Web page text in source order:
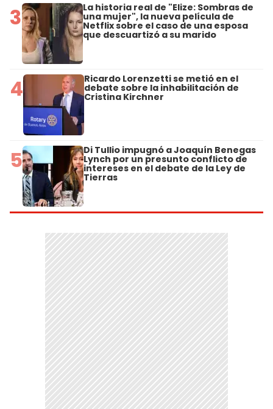
3 La historia real de "Elize: Sombras de
una mujer", la nueva película de
Netflix sobre el caso de una esposa
que descuartizó a su marido
4 Ricardo Lorenzetti se metió en el
debate sobre la inhabilitación de
Cristina Kirchner
5 Di Tullio impugnó a Joaquín Benegas
Lynch por un presunto conflicto de
intereses en el debate de la Ley de
Tierras